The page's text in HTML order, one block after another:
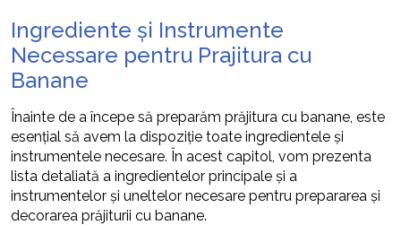
Ingrediente și Instrumente
Necessare pentru Prajitura cu
Banane
Înainte de a începe să preparăm prăjitura cu banane, este
esențial să avem la dispoziție toate ingredientele și
instrumentele necesare. În acest capitol, vom prezenta
lista detaliată a ingredientelor principale și a
instrumentelor și uneltelor necesare pentru prepararea și
decorarea prăjiturii cu banane.